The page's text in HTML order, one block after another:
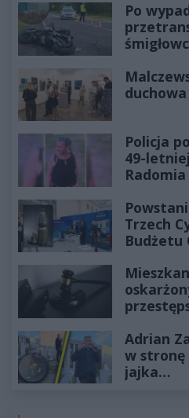
Po
Policja
49-
Radomia
Trzech
Budżetu
złotych
Adrian
w stronę
jajka…